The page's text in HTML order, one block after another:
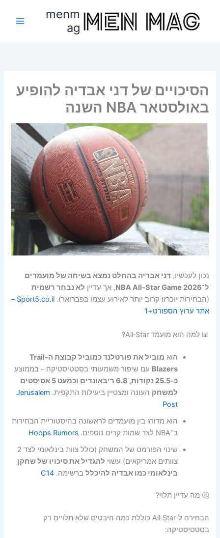
menm
ag
הסיכויים של דני אבדיה להופיע
באולסטאר NBA השנה
נכון לעכשיו,דני אבדיה בהחלט נמצא בשיחה של מועמדים
ל־NBA All‑Star Game 2026
, אך עדיין לא נבחר רשמית
(הבחירות יוכרזו קרוב יותר לאירוע עצמו בפברואר).
Sport5.co.il –
אתר ערוץ הספורט+1
📊 למה הוא מועמד All‑Star?
הוא
מוביל את פורטלנד כמוביל קבוצת ה‑Trail
Blazers עם שיפור משמעותי בסטטיסטיקה – בממוצע
כ‑25.5 נקודות, 6.8 ריבאונדים וכמעט 5 אסיסטים
למשחק העונה ומצטיין ביעילות התקפית. Jerusalem
Post
הוא מדורג בין מועמדים לראשונה בהיסטוריית הבחירות
ב־NBA לצד שמות קרים נוספים.
Hoops Rumors
שינוי הפורמט של המשחק (כולל צוות בינלאומי לצד 2
צוותים אמריקאים) עשוי להגדיל את סיכויו של שחקן
בינלאומי כמו אבדיה להיכלל ברשימה.C14
🤔 מה עדיין תלוי?
הבחירה ל‑All‑Star כוללת כמה היבטים שלא תלויים רק
בסטטיסטיקה: